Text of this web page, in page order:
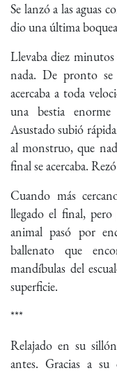
Se lanzó a las aguas
dio una última
Llevaba diez
nada. De pronto se
acercaba a toda
una bestia
Asustado subió
al monstruo, que
final se acercaba.
Cuando más
llegado el final, pero
animal pasó por
ballenato que
mandíbulas del
superficie.
***
Relajado en su
antes. Gracias a su